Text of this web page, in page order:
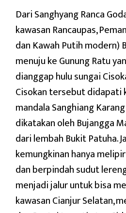
Dari Sanghyang Ranca
kawasan Rancaupas,
dan Kawah Putih modern)
menuju ke Gunung Ratu
dianggap hulu sungai
Cisokan tersebut didapati
mandala Sanghiang
dikatakan oleh Bujangga
dari lembah Bukit Patuha.
kemungkinan hanya
dan berpindah sudut
menjadi jalur untuk bisa
kawasan Cianjur Selatan,